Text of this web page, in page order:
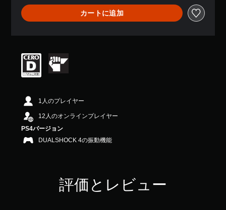
K
、
平
は
段
中
の
2
6
カートに追加
1人のプレイヤー
12人のオンラインプレイヤー
PS4バージョン
DUALSHOCK 4の振動機能
評価とレビュー